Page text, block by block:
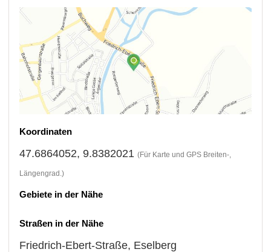
Koordinaten
47.6864052, 9.8382021 (Für Karte und GPS Breiten-,
Längengrad.)
Gebiete in der Nähe
Straßen in der Nähe
Friedrich-Ebert-Straße, Eselberg